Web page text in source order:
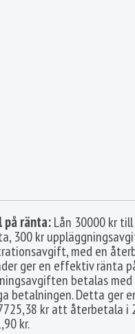
på ränta:Lån 30000 kr
300 kr
med en
ger en effektiv ränta
betalas
betalningen. Detta ger
kr att återbetala i
kr.